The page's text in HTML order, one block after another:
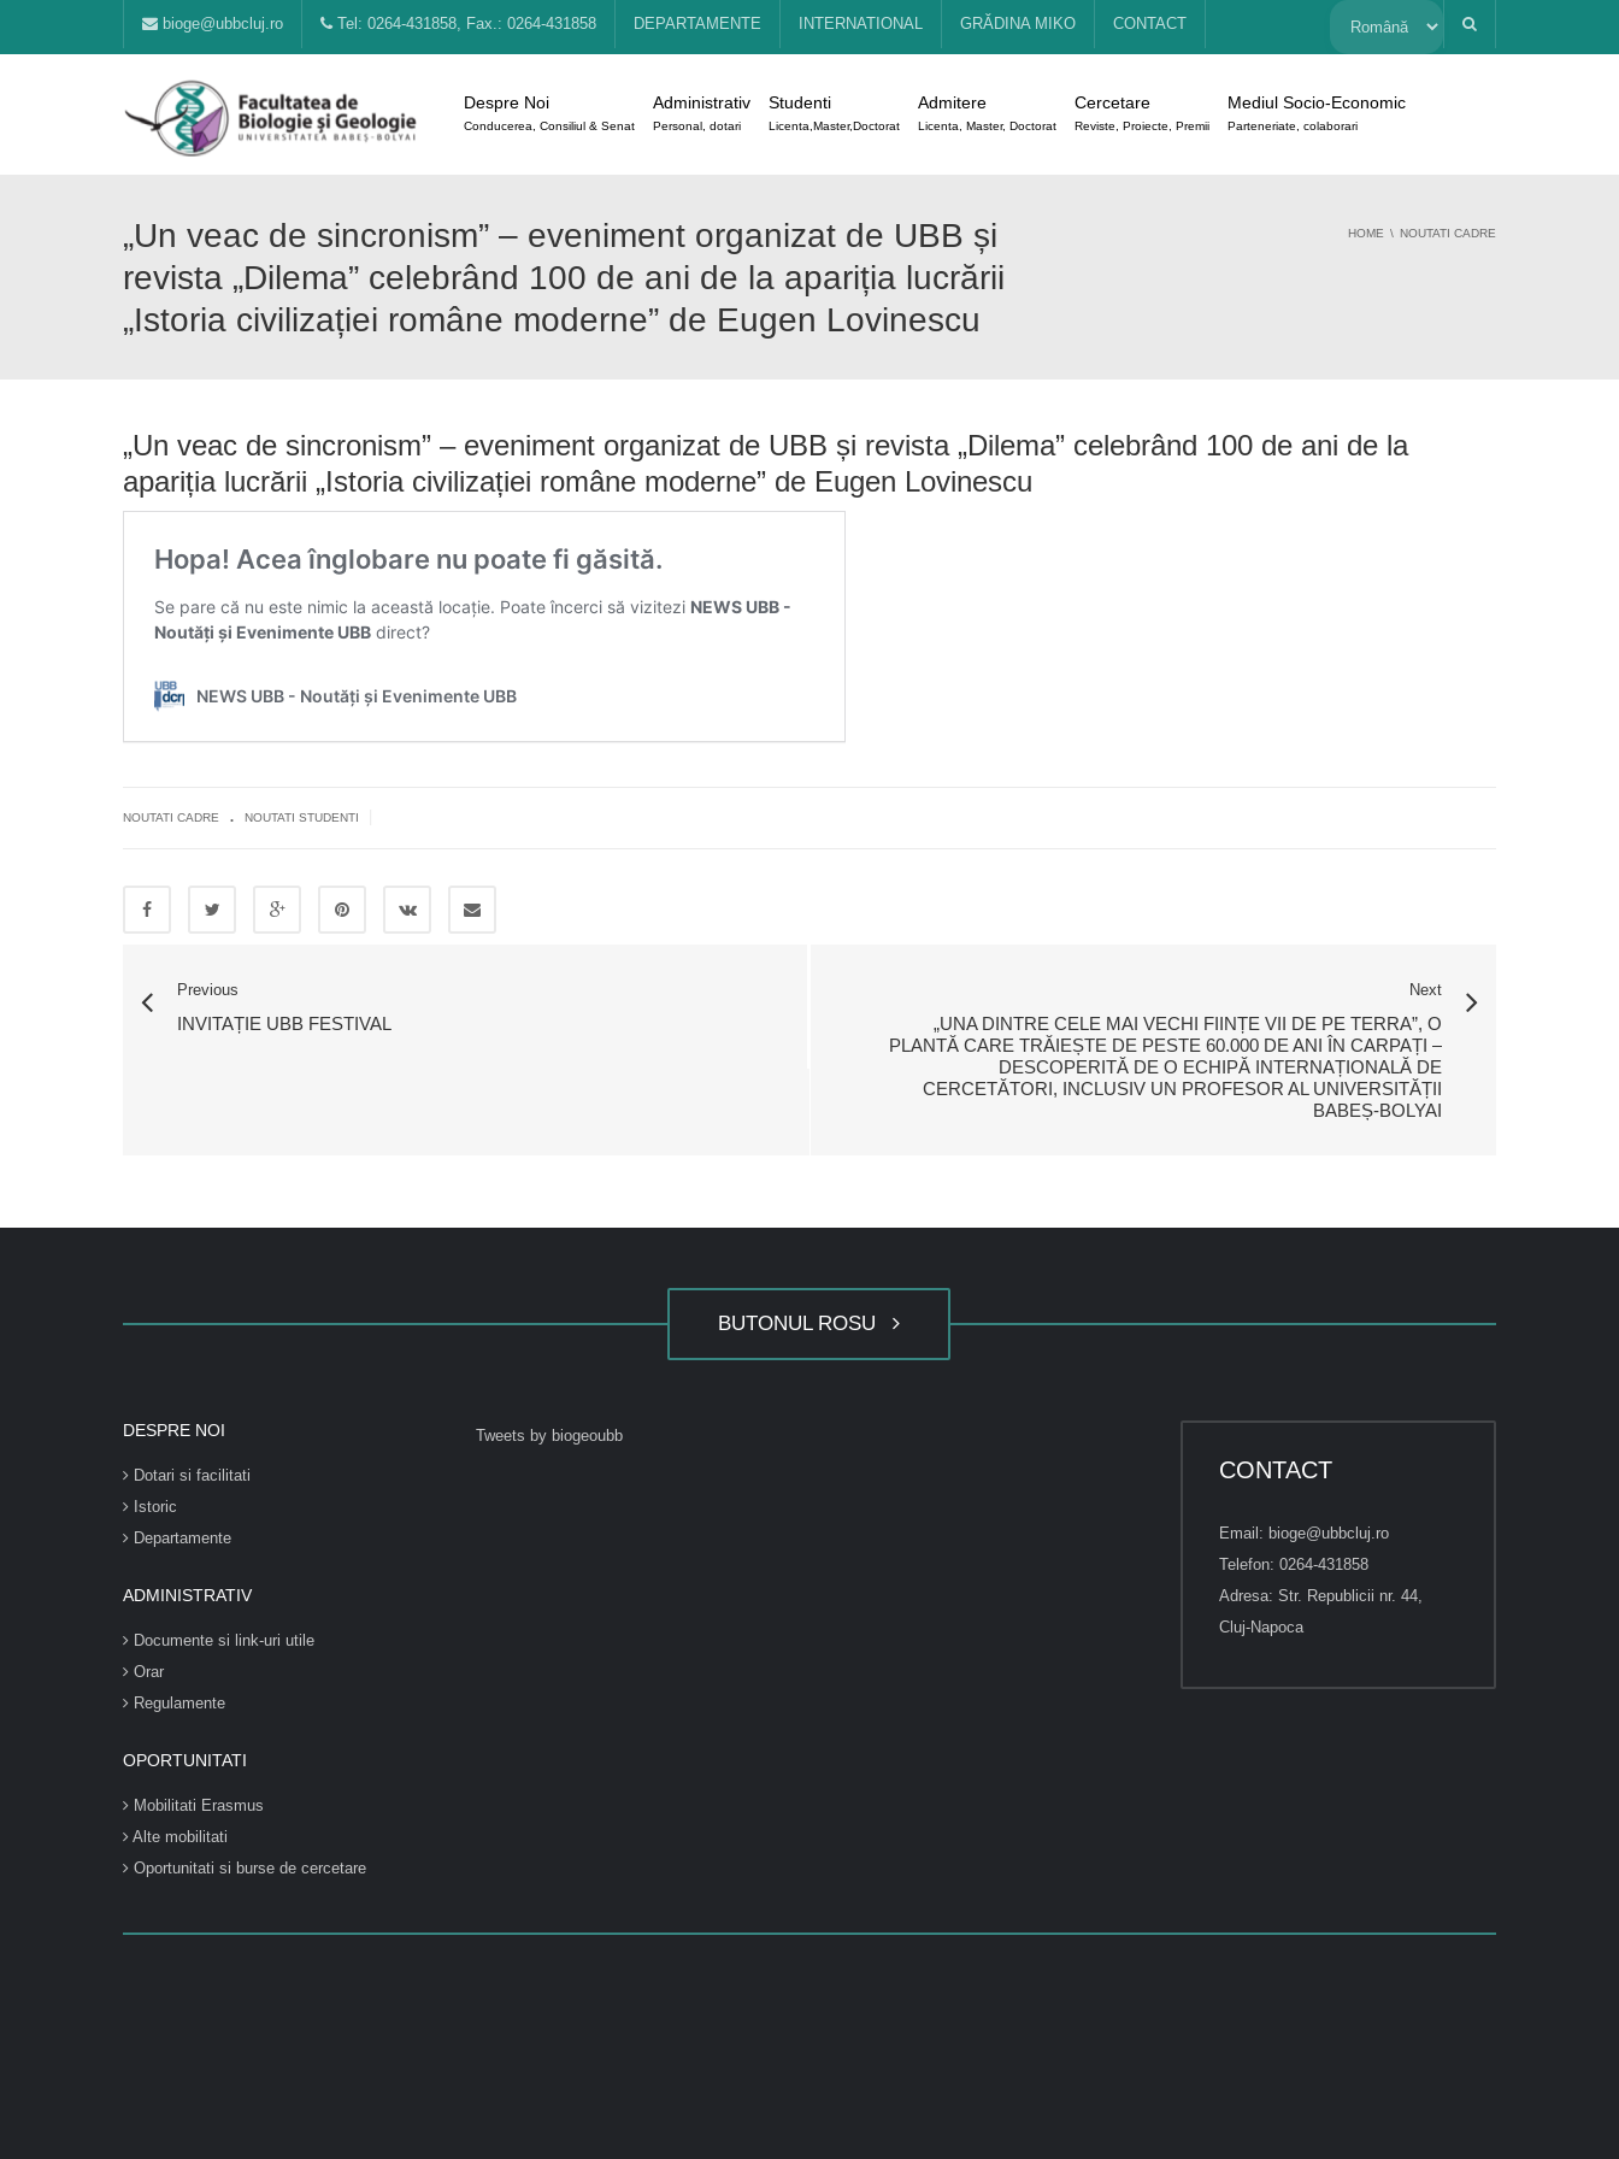
bioge@ubbcluj.ro Tel: 0264-431858, Fax.: 0264-431858 DEPARTAMENTE INTERNATIONAL GRĂDINA MIKO CONTACT Alege
limbă
Despre Noi
Conducerea, Consiliul & Senat
Administrativ
Personal, dotari
Studenti
Licenta,Master,Doctorat
Admitere
Licenta, Master, Doctorat
Cercetare
Reviste, Proiecte, Premii
Mediul Socio-Economic
Parteneriate, colaborari
„Un veac de sincronism” – eveniment organizat de UBB și
revista „Dilema” celebrând 100 de ani de la apariția lucrării
„Istoria civilizației române moderne” de Eugen Lovinescu
HOME NOUTATI CADRE
„Un veac de sincronism” – eveniment organizat de UBB și revista „Dilema” celebrând 100 de ani de la
apariția lucrării „Istoria civilizației române moderne” de Eugen Lovinescu
NOUTATI CADRE . NOUTATI STUDENTI
Previous
INVITAȚIE UBB FESTIVAL
Next
„UNA DINTRE CELE MAI VECHI FIINȚE VII DE PE TERRA”, O
PLANTĂ CARE TRĂIEȘTE DE PESTE 60.000 DE ANI ÎN CARPAȚI –
DESCOPERITĂ DE O ECHIPĂ INTERNAȚIONALĂ DE
CERCETĂTORI, INCLUSIV UN PROFESOR AL UNIVERSITĂȚII
BABEȘ-BOLYAI
BUTONUL ROSU
DESPRE NOI
Dotari si facilitati
Istoric
Departamente
ADMINISTRATIV
Documente si link-uri utile
Orar
Regulamente
OPORTUNITATI
Mobilitati Erasmus
Alte mobilitati
Oportunitati si burse de cercetare
Tweets by biogeoubb
CONTACT
Email: bioge@ubbcluj.ro
Telefon: 0264-431858
Adresa: Str. Republicii nr. 44,
Cluj-Napoca